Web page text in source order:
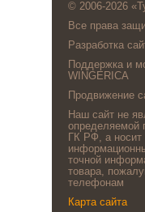
© 2006-2026
Все права
Разработка
Поддержка и
WINGERICA
Продвижение
Наш сайт не
определяемой
ГК РФ, а
точной
товара,
телефонам
Карта сайта